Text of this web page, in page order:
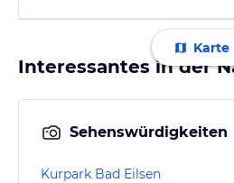
Karte
Interessantes in der
Sehenswürdigkeiten
Kurpark Bad Eilsen